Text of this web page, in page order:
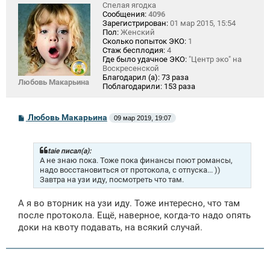
Любовь Макарьина
Спелая ягодка
Сообщения: 4096
Зарегистрирован: 01 мар 2015, 15:54
Пол: Женский
Сколько попыток ЭКО: 1
Стаж бесплодия: 4
Где было удачное ЭКО: "Центр эко" на
Воскресенской
Благодарил (а): 73 раза
Поблагодарили: 153 раза
С
Любовь Макарьина 09 мар 2019, 19:07
taie писал(а):
А не знаю пока. Тоже пока финансы поют романсы,
надо восстановиться от протокола, с отпуска... ))
Завтра на узи иду, посмотреть что там.
А я во вторник на узи иду. Тоже интересно, что там
после протокола. Ещё, наверное, когда-то надо опять
доки на квоту подавать, на всякий случай.